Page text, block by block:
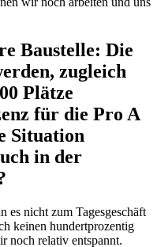
Baustelle: Die
zugleich
Plätze
für die Pro A
Situation
in der
es nicht zum Tagesgeschäft
keinen hundertprozentig
noch relativ entspannt.